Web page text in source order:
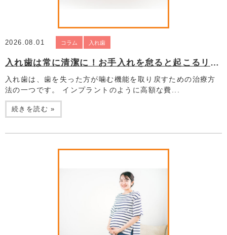
2026.08.01 コラム 入れ歯
入れ歯は常に清潔に！お手入れを怠ると起こるリスク
入れ歯は、歯を失った方が噛む機能を取り戻すための治療方
法の一つです。 インプラントのように高額な費...
続きを読む »